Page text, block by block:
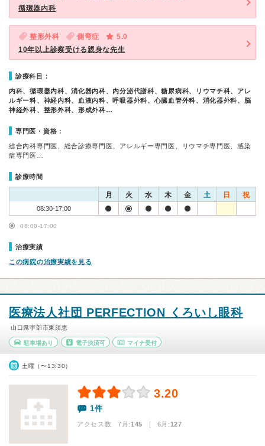
循環器内科
整形外科 側弯症
5.0
10年以上診察受ける親身な先生
診療科目：
内科、循環器内科、消化器内科、内分泌代謝科、糖尿病科、リウマチ科、アレ
ルギー科、神経内科、血液内科、呼吸器外科、心臓血管外科、消化器外科、脳
神経外科、整形外科、形成外科…
専門医・資格：
総合内科専門医、総合診療専門医、アレルギー専門医、リウマチ専門医、感染
症専門医…
診療時間
月 火 水 木 金 土 日 祝
08:30-17:00
08:00-17:00
治療実績
この病院の治療実績を見る
医療法人社団 PERFECTION くろいし眼科
山口県宇部市東須恵
駐車場あり 電子決済可 マイナ受付
土曜（〜13:30）
3.20
1件
アクセス数 7月:145 | 6月:127